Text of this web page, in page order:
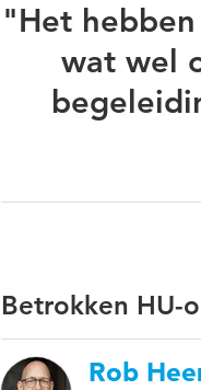
"Het
wat wel
Betrokken HU-
Rob